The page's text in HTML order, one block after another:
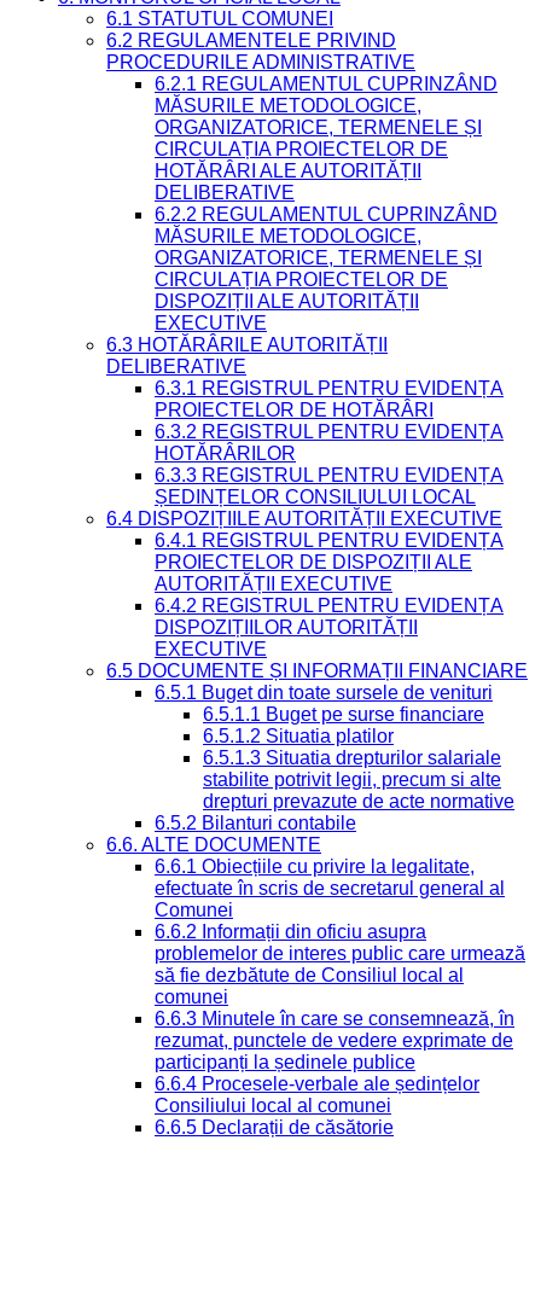
6.1 STATUTUL COMUNEI
6.2 REGULAMENTELE PRIVIND
PROCEDURILE ADMINISTRATIVE
6.2.1 REGULAMENTUL CUPRINZÂND
MĂSURILE METODOLOGICE,
ORGANIZATORICE, TERMENELE ȘI
CIRCULAȚIA PROIECTELOR DE
HOTĂRÂRI ALE AUTORITĂȚII
DELIBERATIVE
6.2.2 REGULAMENTUL CUPRINZÂND
MĂSURILE METODOLOGICE,
ORGANIZATORICE, TERMENELE ȘI
CIRCULAȚIA PROIECTELOR DE
DISPOZIȚII ALE AUTORITĂȚII
EXECUTIVE
6.3 HOTĂRÂRILE AUTORITĂȚII
DELIBERATIVE
6.3.1 REGISTRUL PENTRU EVIDENȚA
PROIECTELOR DE HOTĂRÂRI
6.3.2 REGISTRUL PENTRU EVIDENȚA
HOTĂRÂRILOR
6.3.3 REGISTRUL PENTRU EVIDENȚA
ȘEDINȚELOR CONSILIULUI LOCAL
6.4 DISPOZIȚIILE AUTORITĂȚII EXECUTIVE
6.4.1 REGISTRUL PENTRU EVIDENȚA
PROIECTELOR DE DISPOZIȚII ALE
AUTORITĂȚII EXECUTIVE
6.4.2 REGISTRUL PENTRU EVIDENȚA
DISPOZIȚIILOR AUTORITĂȚII
EXECUTIVE
6.5 DOCUMENTE ȘI INFORMAȚII FINANCIARE
6.5.1 Buget din toate sursele de venituri
6.5.1.1 Buget pe surse financiare
6.5.1.2 Situatia platilor
6.5.1.3 Situatia drepturilor salariale
stabilite potrivit legii, precum si alte
drepturi prevazute de acte normative
6.5.2 Bilanturi contabile
6.6. ALTE DOCUMENTE
6.6.1 Obiecțiile cu privire la legalitate,
efectuate în scris de secretarul general al
Comunei
6.6.2 Informații din oficiu asupra
problemelor de interes public care urmează
să fie dezbătute de Consiliul local al
comunei
6.6.3 Minutele în care se consemnează, în
rezumat, punctele de vedere exprimate de
participanți la ședinele publice
6.6.4 Procesele-verbale ale ședințelor
Consiliului local al comunei
6.6.5 Declarații de căsătorie